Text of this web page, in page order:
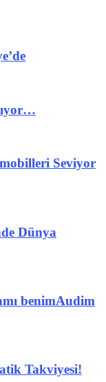
Seviyor
Dünya
benimAudim
Takviyesi!